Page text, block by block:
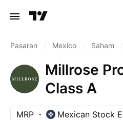
Pasaran Mexico Saham
Millrose
Class A
MRP Mexican Stock